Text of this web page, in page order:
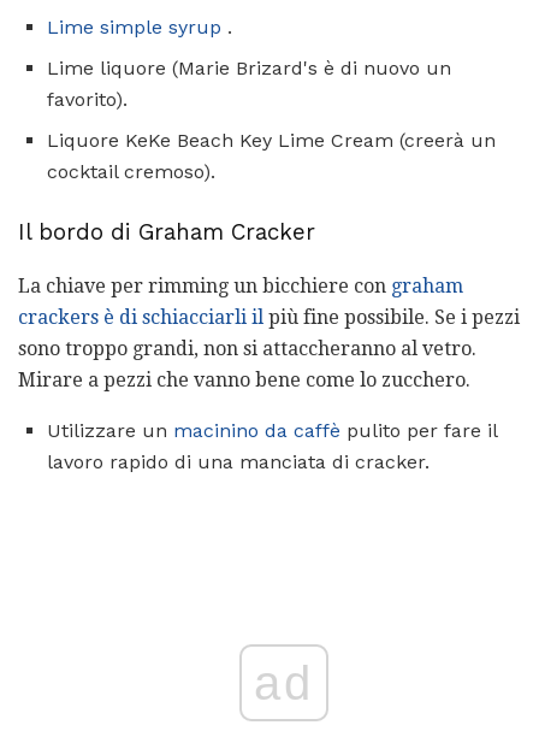
Lime simple syrup .
Lime liquore (Marie Brizard's è di nuovo un
favorito).
Liquore KeKe Beach Key Lime Cream (creerà un
cocktail cremoso).
Il bordo di Graham Cracker
La chiave per rimming un bicchiere con graham
crackers è di schiacciarli il più fine possibile. Se i pezzi
sono troppo grandi, non si attaccheranno al vetro.
Mirare a pezzi che vanno bene come lo zucchero.
Utilizzare un macinino da caffè pulito per fare il
lavoro rapido di una manciata di cracker.
ad